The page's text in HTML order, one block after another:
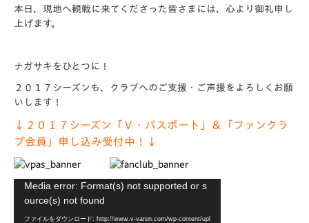
本日、現地へ観戦に来てくださった皆さまには、心より御礼申し
上げます。
ナガサキをひとつに！
２０１７シーズンも、クラブへのご支援・ご声援をよろしくお願
いします！
↓２０１７シーズン「Ｖ・パスポート」＆「ファンクラ
ブ会員」申し込み受付中！↓
Media error: Format(s) not supported or s
ource(s) not found
ファイルをダウンロード: http://www.v-varen.com/wp-content/upl